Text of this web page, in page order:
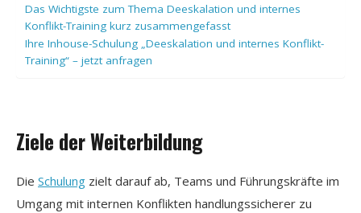
Das Wichtigste zum Thema Deeskalation und internes
Konflikt-Training kurz zusammengefasst
Ihre Inhouse-Schulung „Deeskalation und internes Konflikt-
Training“ – jetzt anfragen
Ziele der Weiterbildung
Die Schulung zielt darauf ab, Teams und Führungskräfte im
Umgang mit internen Konflikten handlungssicherer zu